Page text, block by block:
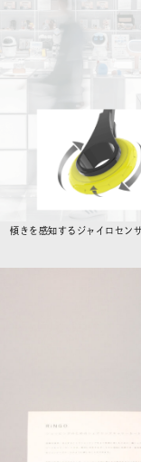
傾きを感知するジャイロセン